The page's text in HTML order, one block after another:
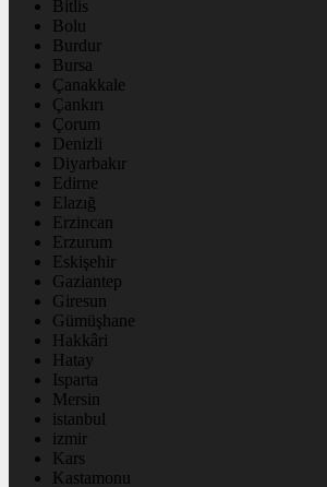
Bitlis
Bolu
Burdur
Bursa
Çanakkale
Çankırı
Çorum
Denizli
Diyarbakır
Edirne
Elazığ
Erzincan
Erzurum
Eskişehir
Gaziantep
Giresun
Gümüşhane
Hakkâri
Hatay
Isparta
Mersin
istanbul
izmir
Kars
Kastamonu